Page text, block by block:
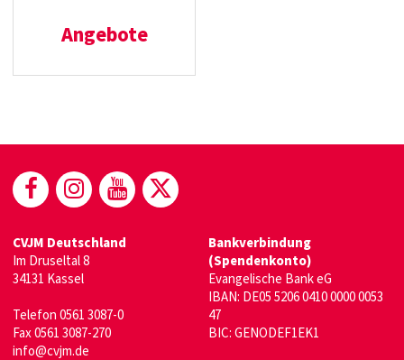
Angebote
(öffnet in neuem Fenster)
(öffnet in neuem Fenster)
(öffnet in neuem Fenster)
(öffnet in neuem
CVJM Deutschland
Im Druseltal 8
34131 Kassel
Telefon 0561 3087-0
Fax 0561 3087-270
info@cvjm.de
Bankverbindung
(Spendenkonto)
Evangelische Bank eG
IBAN: DE05 5206 0410 0000 0053
47
BIC: GENODEF1EK1